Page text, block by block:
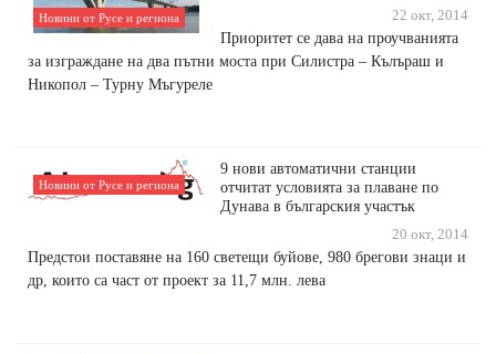
Новини от Русе и региона 22 окт, 2014
Приоритет се дава на проучванията
за изграждане на два пътни моста при Силистра – Кълъраш и
Никопол – Турну Мъгуреле
Новини от Русе и региона
9 нови автоматични станции
отчитат условията за плаване по
Дунава в българския участък
20 окт, 2014
Предстои поставяне на 160 светещи буйове, 980 брегови знаци и
др, които са част от проект за 11,7 млн. лева